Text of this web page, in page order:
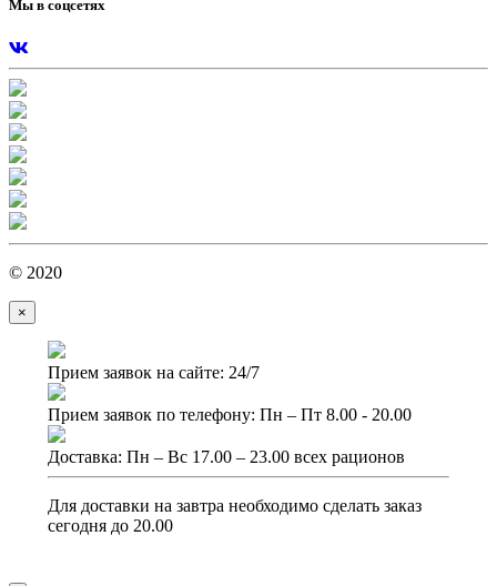
Мы в соцсетях
© 2020
×
Прием заявок на сайте: 24/7
Прием заявок по телефону: Пн – Пт 8.00 - 20.00
Доставка: Пн – Вс 17.00 – 23.00 всех рационов
Для доставки на завтра необходимо сделать заказ
сегодня до 20.00